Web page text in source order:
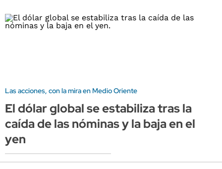
Las acciones, con la mira en Medio Oriente
El dólar global se estabiliza tras la
caída de las nóminas y la baja en el
yen